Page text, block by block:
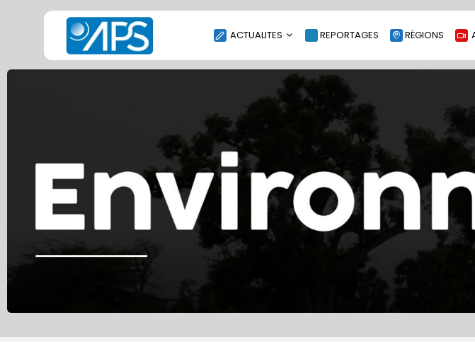
ACTUALITES
SOCIÉTÉ
ÉCONOMIE
CULTURE
SPORT
ENVIRONNEMENT
INTERNATIONAL
AGENDA
SANTE
REPORTAGES RÉGIONS